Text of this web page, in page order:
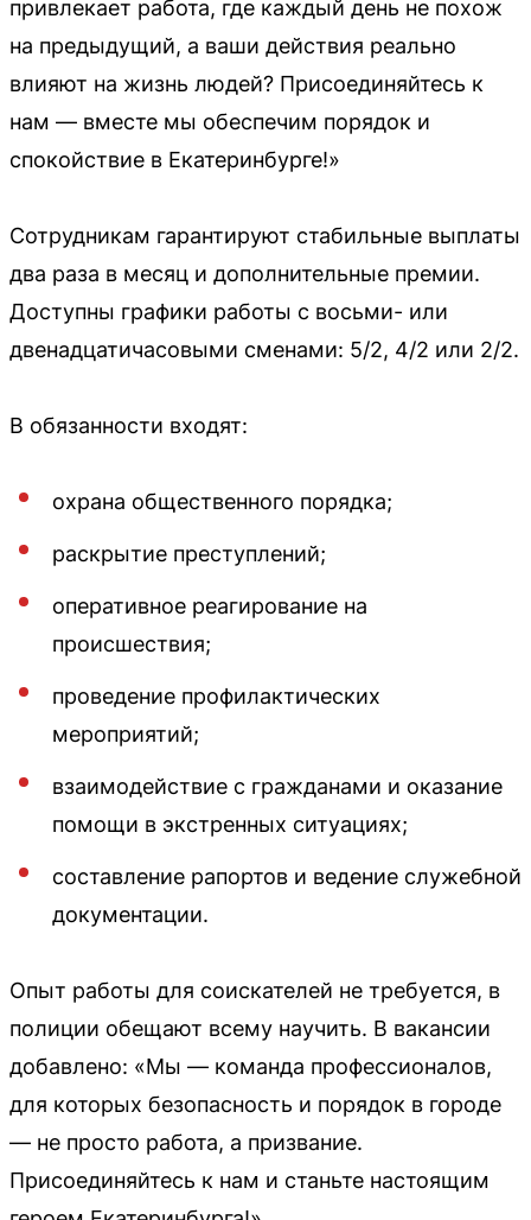
привлекает работа, где каждый день не похож
на предыдущий, а ваши действия реально
влияют на жизнь людей? Присоединяйтесь к
нам — вместе мы обеспечим порядок и
спокойствие в Екатеринбурге!»
Сотрудникам гарантируют стабильные выплаты
два раза в месяц и дополнительные премии.
Доступны графики работы с восьми- или
двенадцатичасовыми сменами: 5/2, 4/2 или 2/2.
В обязанности входят:
охрана общественного порядка;
раскрытие преступлений;
оперативное реагирование на
происшествия;
проведение профилактических
мероприятий;
взаимодействие с гражданами и оказание
помощи в экстренных ситуациях;
составление рапортов и ведение служебной
документации.
Опыт работы для соискателей не требуется, в
полиции обещают всему научить. В вакансии
добавлено: «Мы — команда профессионалов,
для которых безопасность и порядок в городе
— не просто работа, а призвание.
Присоединяйтесь к нам и станьте настоящим